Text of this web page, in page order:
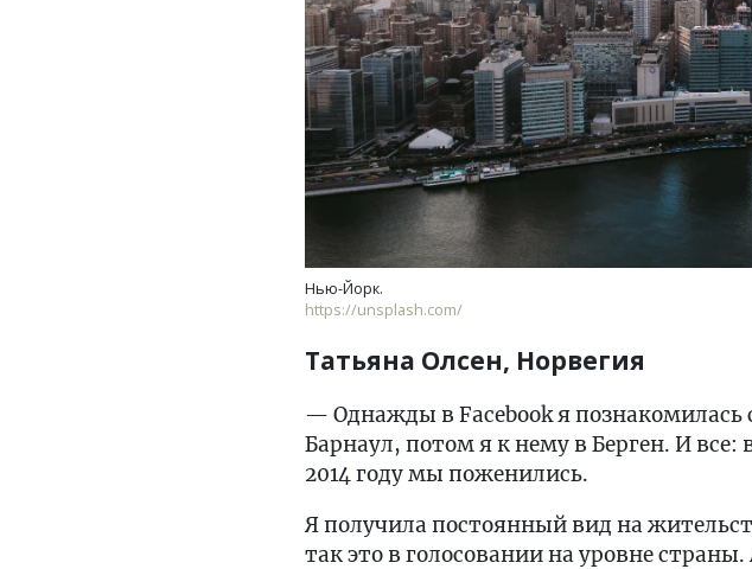
Нью-Йорк.
https://unsplash.com/
Татьяна Олсен, Норвегия
— Однажды в Facebook я познакомилась
Барнаул, потом я к нему в Берген. И
2014 году мы поженились.
Я получила постоянный вид на
так это в голосовании на уровне